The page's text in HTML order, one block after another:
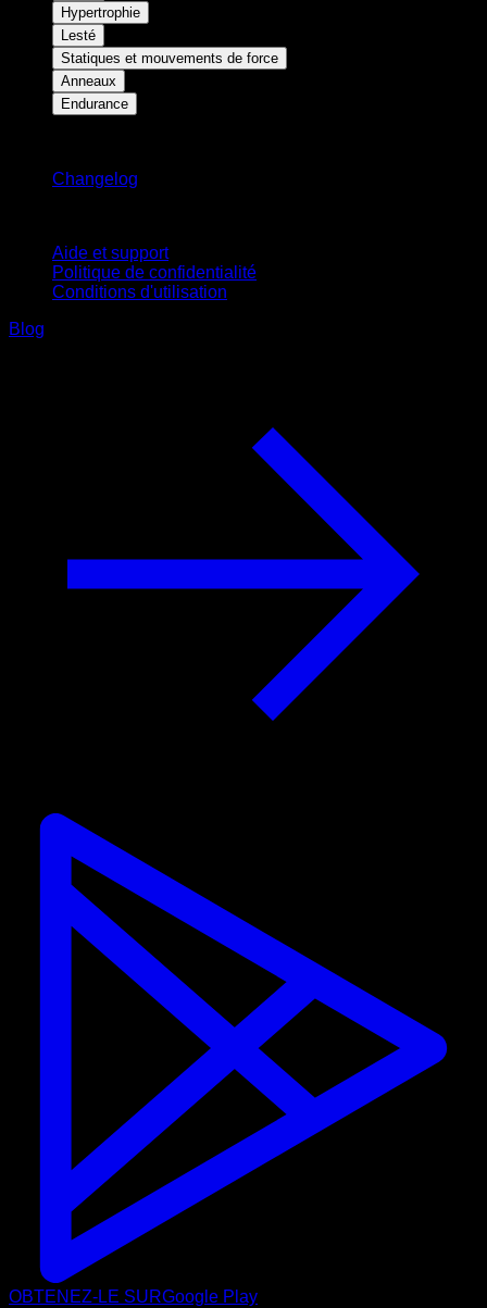
Hypertrophie
Lesté
Statiques et mouvements de force
Anneaux
Endurance
Changelog
Aide et support
Politique de confidentialité
Conditions d'utilisation
Blog
OBTENEZ-LE SURGoogle Play